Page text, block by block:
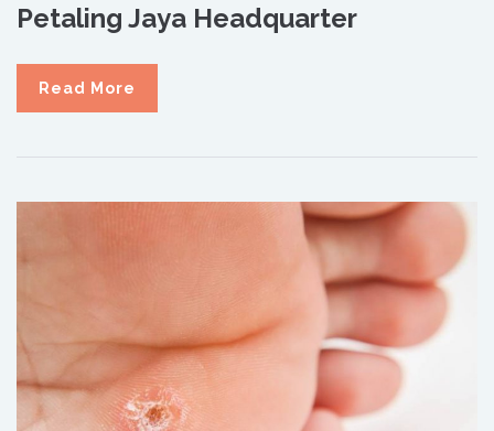
Petaling Jaya Headquarter
Read More